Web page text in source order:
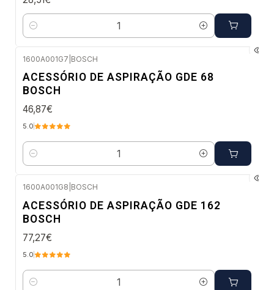
Quantidade
1600A001G7 BOSCH
ACESSÓRIO DE ASPIRAÇÃO GDE 68
BOSCH
46,87€
5.0
Quantidade
1600A001G8 BOSCH
ACESSÓRIO DE ASPIRAÇÃO GDE 162
BOSCH
77,27€
5.0